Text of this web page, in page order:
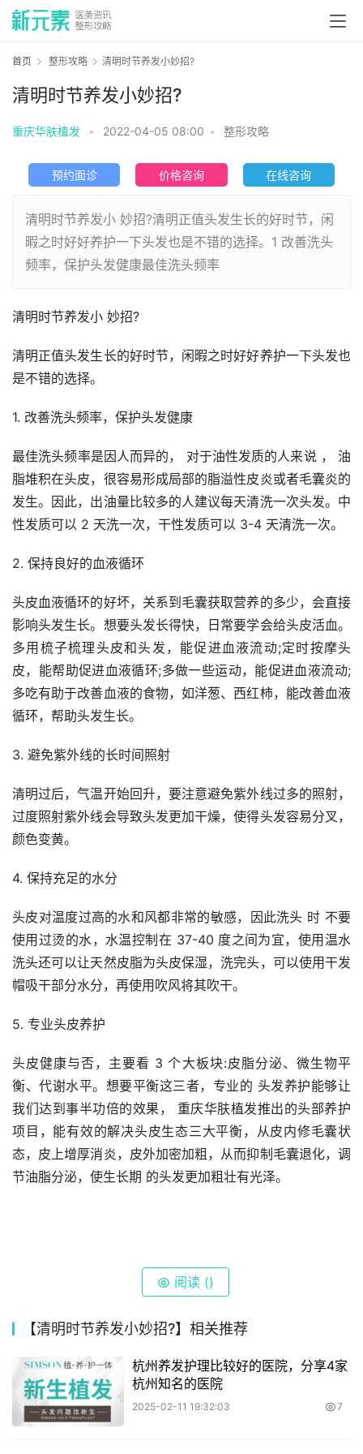
首页 整形攻略 清明时节养发小妙招?
清明时节养发小妙招?
重庆华肤植发 • 2022-04-05 08:00 • 整形攻略
预约面诊 价格咨询 在线咨询
清明时节养发小 妙招?清明正值头发生长的好时节，闲
暇之时好好养护一下头发也是不错的选择。1 改善洗头
频率，保护头发健康最佳洗头频率
清明时节养发小 妙招?
清明正值头发生长的好时节，闲暇之时好好养护一下头发也
是不错的选择。
1. 改善洗头频率，保护头发健康
最佳洗头频率是因人而异的， 对于油性发质的人来说 ， 油
脂堆积在头皮，很容易形成局部的脂溢性皮炎或者毛囊炎的
发生。因此，出油量比较多的人建议每天清洗一次头发。中
性发质可以 2 天洗一次，干性发质可以 3-4 天清洗一次。
2. 保持良好的血液循环
头皮血液循环的好坏，关系到毛囊获取营养的多少，会直接
影响头发生长。想要头发长得快，日常要学会给头皮活血。
多用梳子梳理头皮和头发，能促进血液流动;定时按摩头
皮，能帮助促进血液循环;多做一些运动，能促进血液流动;
多吃有助于改善血液的食物，如洋葱、西红柿，能改善血液
循环，帮助头发生长。
3. 避免紫外线的长时间照射
清明过后，气温开始回升，要注意避免紫外线过多的照射，
过度照射紫外线会导致头发更加干燥，使得头发容易分叉，
颜色变黄。
4. 保持充足的水分
头皮对温度过高的水和风都非常的敏感，因此洗头 时 不要
使用过烫的水，水温控制在 37-40 度之间为宜，使用温水
洗头还可以让天然皮脂为头皮保湿，洗完头，可以使用干发
帽吸干部分水分，再使用吹风将其吹干。
5. 专业头皮养护
头皮健康与否，主要看 3 个大板块:皮脂分泌、微生物平
衡、代谢水平。想要平衡这三者，专业的 头发养护能够让
我们达到事半功倍的效果， 重庆华肤植发推出的头部养护
项目，能有效的解决头皮生态三大平衡，从皮内修毛囊状
态，皮上增厚消炎，皮外加密加粗，从而抑制毛囊退化，调
节油脂分泌，使生长期 的头发更加粗壮有光泽。
阅读 ()
【清明时节养发小妙招?】相关推荐
杭州养发护理比较好的医院，分享4家
杭州知名的医院
2025-02-11 19:32:03 7